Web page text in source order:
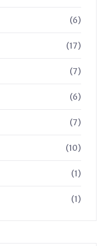
(6)
(17)
(7)
(6)
(7)
(10)
(1)
(1)